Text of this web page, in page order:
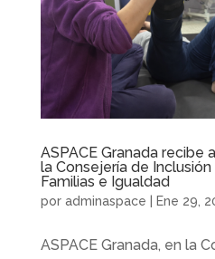
ASPACE Granada
la Consejería de
Familias e Igualdad
por adminaspace Ene 29,
ASPACE Granada, en la